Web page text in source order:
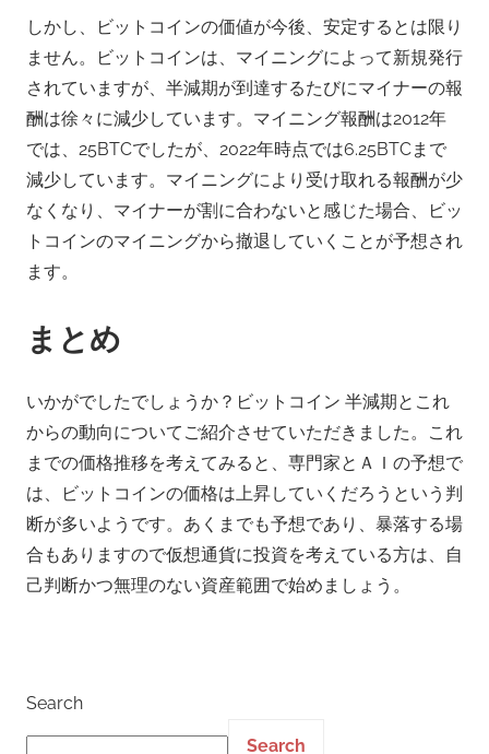
しかし、ビットコインの価値が今後、安定するとは限り
ません。ビットコインは、マイニングによって新規発行
されていますが、半減期が到達するたびにマイナーの報
酬は徐々に減少しています。マイニング報酬は2012年
では、25BTCでしたが、2022年時点では6.25BTCまで
減少しています。マイニングにより受け取れる報酬が少
なくなり、マイナーが割に合わないと感じた場合、ビッ
トコインのマイニングから撤退していくことが予想され
ます。
まとめ
いかがでしたでしょうか？ビットコイン 半減期とこれ
からの動向についてご紹介させていただきました。これ
までの価格推移を考えてみると、専門家とＡＩの予想で
は、ビットコインの価格は上昇していくだろうという判
断が多いようです。あくまでも予想であり、暴落する場
合もありますので仮想通貨に投資を考えている方は、自
己判断かつ無理のない資産範囲で始めましょう。
Search
Search